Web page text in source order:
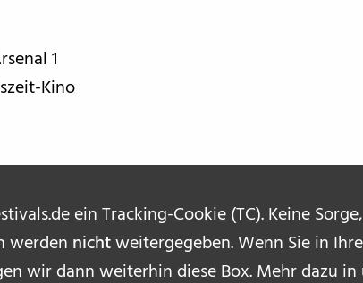
ein Tracking-Cookie (TC). Keine
werden nichtweitergegeben. Wenn Sie in
wir dann weiterhin diese Box. Mehr dazu in
1
Kino